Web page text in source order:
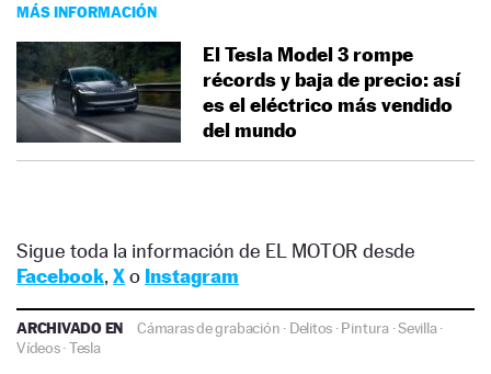
MÁS INFORMACIÓN
El Tesla Model 3 rompe
récords y baja de precio: así
es el eléctrico más vendido
del mundo
Sigue toda la información de EL MOTOR desde
Facebook, Xo Instagram
ARCHIVADO EN Cámaras de grabación · Delitos ·Pintura·Sevilla·
Vídeos·Tesla